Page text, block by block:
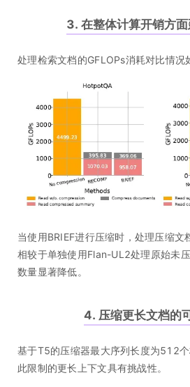
3. 在整体计算开销方
处理检索文档的GFLOPs消耗对比情况
当使用BRIEF进行压缩时，处理压缩文
相较于单独使用Flan-UL2处理原始未
数量显著降低。
4. 压缩更长文档的
基于T5的压缩器最大序列长度为512
此限制的更长上下文具有挑战性。